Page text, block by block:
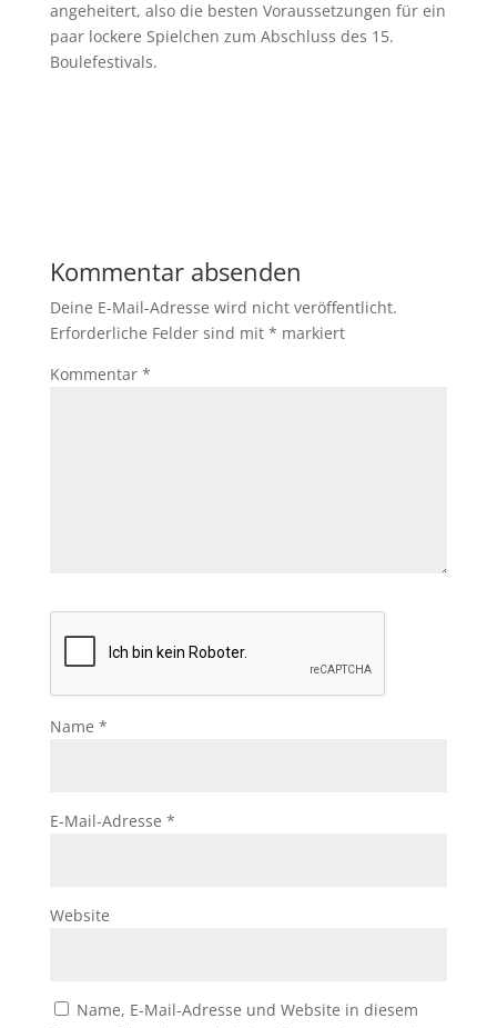
angeheitert, also die besten Voraussetzungen für ein
paar lockere Spielchen zum Abschluss des 15.
Boulefestivals.
Kommentar absenden
Deine E-Mail-Adresse wird nicht veröffentlicht.
Erforderliche Felder sind mit * markiert
Kommentar *
Name *
E-Mail-Adresse *
Website
Name, E-Mail-Adresse und Website in diesem